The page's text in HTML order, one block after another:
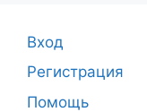
Вход
Регистрация
Помощь